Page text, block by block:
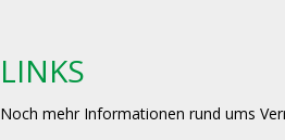
LINKS
Noch mehr Informationen rund ums